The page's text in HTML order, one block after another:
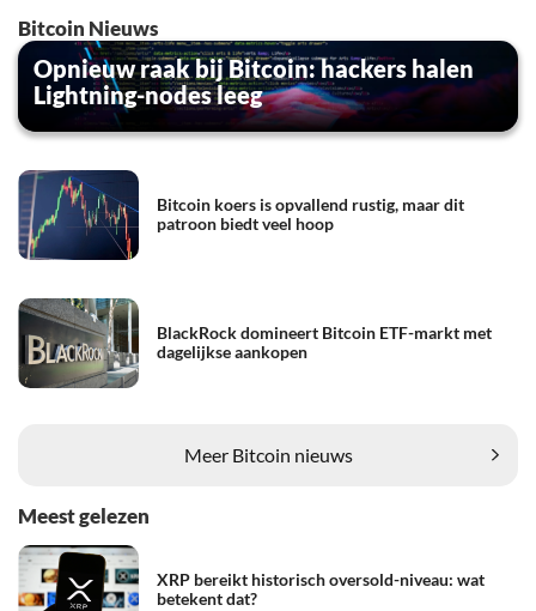
Bitcoin Nieuws
Opnieuw raak bij Bitcoin: hackers halen
Lightning-nodes leeg
Bitcoin koers is opvallend rustig, maar dit
patroon biedt veel hoop
BlackRock domineert Bitcoin ETF-markt met
dagelijkse aankopen
Meer Bitcoin nieuws
Meest gelezen
XRP bereikt historisch oversold-niveau: wat
betekent dat?